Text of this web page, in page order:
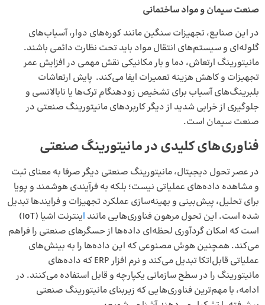
صنعت سیمان و مواد ساختمانی
در این صنایع، تجهیزات سنگین مانند کوره‌های دوار، آسیاب‌های
گلوله‌ای و سیستم‌های انتقال مواد باید تحت نظارت دائمی باشند.
مانیتورینگ ارتعاش، دما و بار مکانیکی نقش مهمی در افزایش عمر
تجهیزات و کاهش هزینه تعمیرات ایفا می‌کند. پایش ارتعاشات
بلبرینگ‌های آسیاب برای تشخیص زودهنگام ترک‌ها یا نابالانسی و
جلوگیری از خرابی شدید از دیگر کاربردهای مانیتورینگ صنعتی در
صنعت سیمان است.
فناوری‌های کلیدی در مانیتورینگ صنعتی
در عصر تحول دیجیتال، مانیتورینگ صنعتی دیگر صرفا به معنای ثبت
و مشاهده داده‌های عملیاتی نیست؛ بلکه به فرآیندی هوشمند و پویا
برای تحلیل، پیش‌بینی و بهینه‌سازی عملکرد تجهیزات و فرایندها تبدیل
شده است. این تحول مرهون فناوری‌هایی مانند اینترنت اشیا (IoT)
است که امکان گردآوری لحظه‌ای داده‌ها از حسگرهای صنعتی را فراهم
می‌کند. همچنین هوش مصنوعی که این داده‌ها را به بینش‌های
عملیاتی قابل‌اتکا تبدیل می‌کند ونرم ‌افزار ERP
که داده‌های
مانیتورینگ را در سطح سازمانی یکپارچه و قابل استفاده می‌کنند. در
ادامه، با مهم‌ترین فناوری‌هایی که زیربنای مانیتورینگ صنعتی